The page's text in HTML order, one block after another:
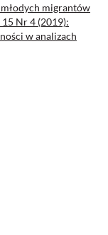
migrantów
Nr 4 (2019):
w analizach